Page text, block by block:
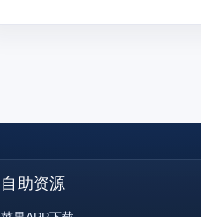
自助资源